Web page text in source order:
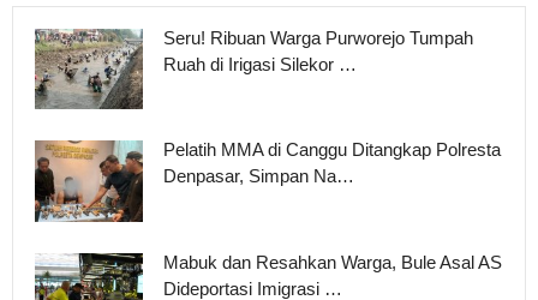
Seru! Ribuan Warga Purworejo Tumpah
Ruah di Irigasi Silekor …
Pelatih MMA di Canggu Ditangkap Polresta
Denpasar, Simpan Na…
Mabuk dan Resahkan Warga, Bule Asal AS
Dideportasi Imigrasi …